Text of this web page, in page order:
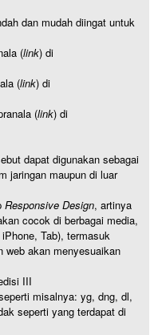
dan mudah diingat untuk
(link) di
(link) di
(link) di
dapat digunakan sebagai
jaringan maupun di luar
Responsive Design, artinya
cocok di berbagai media,
Tab), termasuk
web akan menyesuaikan
III
misalnya: yg, dng, dl,
seperti yang terdapat di